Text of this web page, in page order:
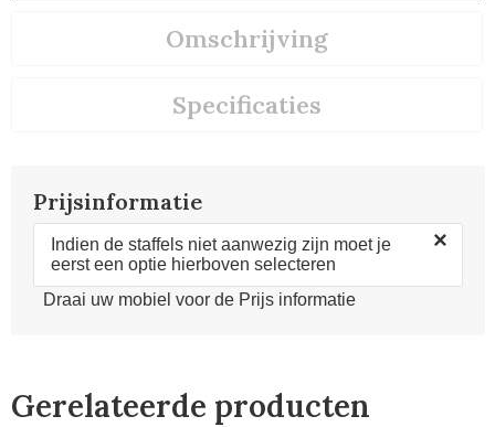
Omschrijving
Specificaties
Prijsinformatie
Indien de staffels niet aanwezig zijn moet je
eerst een optie hierboven selecteren
×
Draai uw mobiel voor de Prijs informatie
Gerelateerde producten